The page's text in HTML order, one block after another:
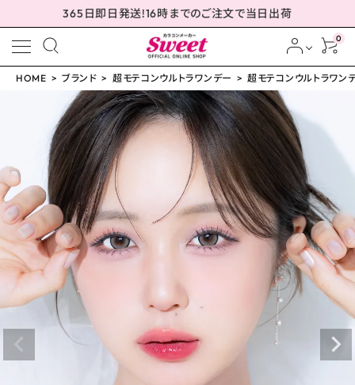
365日即日発送!16時までのご注文で当日出荷
0
meeting_room ログイン person 会員登録
超モテコンウルトラワン
デー 超理想リングベー
ジュ 14.5mm
1,650(税込)
HOME ブランド 超モテコンウルトラワンデー 超モテコンウルトラワン